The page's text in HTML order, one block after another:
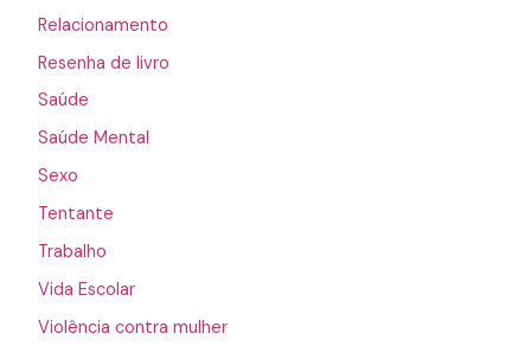
Relacionamento
Resenha de livro
Saúde
Saúde Mental
Sexo
Tentante
Trabalho
Vida Escolar
Violência contra mulher